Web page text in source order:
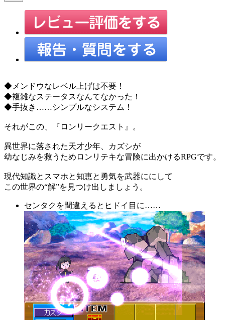
◆メンドウなレベル上げは不要！
◆複雑なステータスなんてなかった！
◆手抜き……シンプルなシステム！
それがこの、『ロンリークエスト』。
異世界に落された天才少年、カズシが
幼なじみを救うためロンリテキな冒険に出かけるRPGです。
現代知識とスマホと知恵と勇気を武器ににして
この世界の“解”を見つけ出しましょう。
センタクを間違えるとヒドイ目に……